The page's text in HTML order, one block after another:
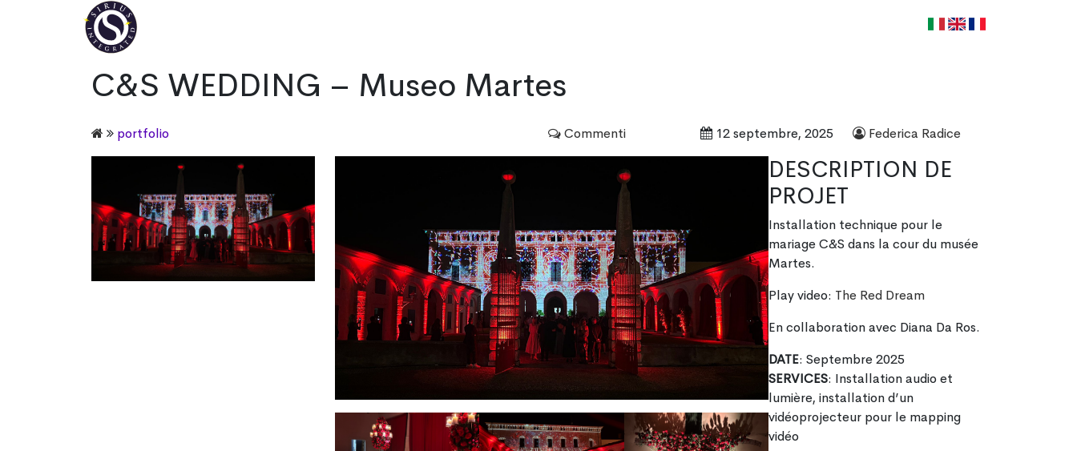
it en fr
C&S WEDDING – Museo Martes
portfolio Commenti 12 septembre, 2025 Federica Radice
DESCRIPTION DE
PROJET
Installation technique pour le
mariage C&S dans la cour du musée
Martes.
Play video: The Red Dream
En collaboration avec Diana Da Ros.
DATE: Septembre 2025
SERVICES: Installation audio et
lumière, installation d’un
vidéoprojecteur pour le mapping
vidéo